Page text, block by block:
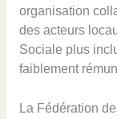
organisation
des acteurs
Sociale plus
faiblement
La Fédération